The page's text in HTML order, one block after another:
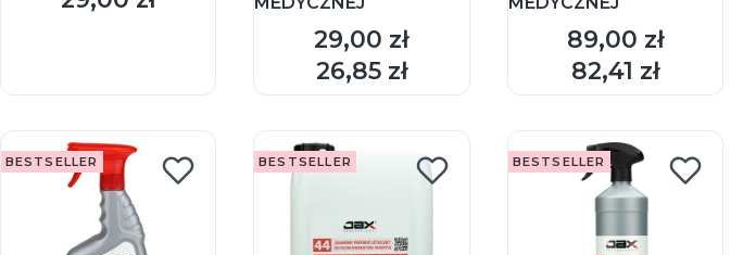
Cena
29,00 zł
Cena
26,85 zł
DO KOSZYKA
Cena
89,00 zł
Cena
82,41 zł
DO KOSZYKA
BESTSELLER BESTSELLER BESTSELLER